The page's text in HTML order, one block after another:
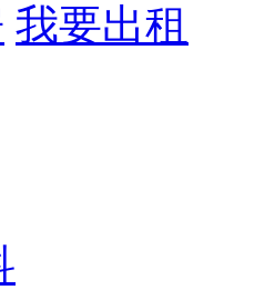
我要出租